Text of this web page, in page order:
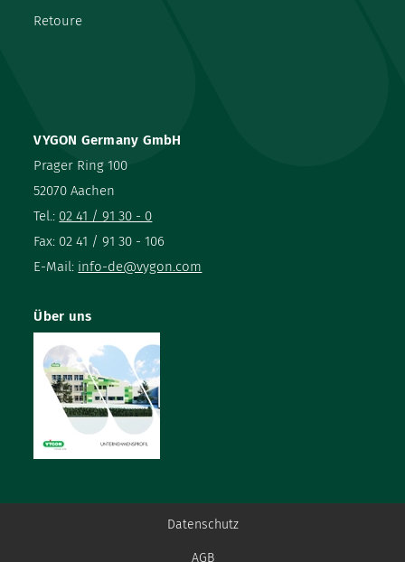
VYGON Germany GmbH
Prager Ring 100
52070 Aachen
Tel.: 02 41 / 91 30 - 0
Fax: 02 41 / 91 30 - 106
E-Mail: info-de@vygon.com
Retoure
Über uns
Datenschutz
AGB